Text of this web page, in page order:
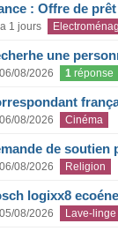
: Offre de
a 1 jours
une
08/2026 1réponse
08/2026 Cinéma
de soutien
08/2026 Religion
logixx8
08/2026 Lave-linge